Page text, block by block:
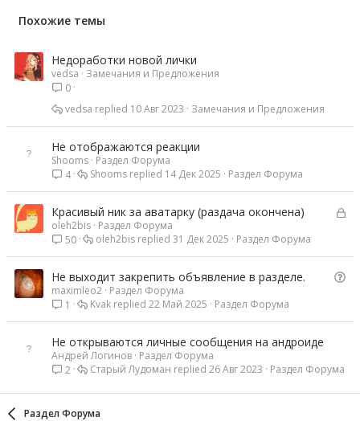
Похожие темы
Недоработки новой лички
vedsa
Замечания и Предложения
0
Замечания и Предложения
10 Авг 2023
vedsa
Не отображаются реакции
Shooms Раздел Форума
4
Раздел Форума
14 Дек 2025
Shooms
З
р
ы
Красивый ник за аватарку (раздача окончена)
oleh2bis Раздел Форума
50
Раздел Форума
31 Дек 2025
oleh2bis
В
р
Не выходит закрепить объявление в разделе.
maximleo2 Раздел Форума
1
Раздел Форума
22 Май 2025
Kvak
Не открываются личные сообщения на андроиде
Андрей Логинов Раздел Форума
2
Раздел Форума
26 Авг 2023
Старый Лудоман
Раздел Форума